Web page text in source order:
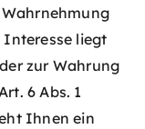
liegt
zur Wahrung
6 Abs. 1
Ihnen ein